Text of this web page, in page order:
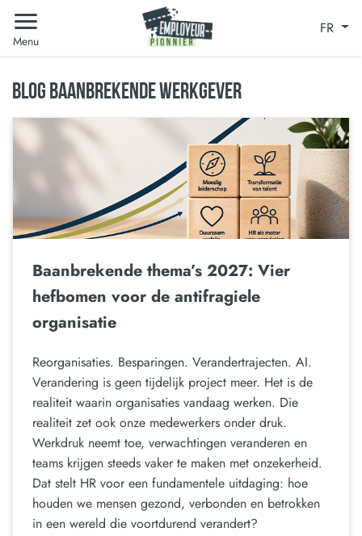
Menu
FR
BLOG BAANBREKENDE WERKGEVER
Baanbrekende thema’s 2027: Vier
hefbomen voor de antifragiele
organisatie
Reorganisaties. Besparingen. Verandertrajecten. AI.
Verandering is geen tijdelijk project meer. Het is de
realiteit waarin organisaties vandaag werken. Die
realiteit zet ook onze medewerkers onder druk.
Werkdruk neemt toe, verwachtingen veranderen en
teams krijgen steeds vaker te maken met onzekerheid.
Dat stelt HR voor een fundamentele uitdaging: hoe
houden we mensen gezond, verbonden en betrokken
in een wereld die voortdurend verandert?